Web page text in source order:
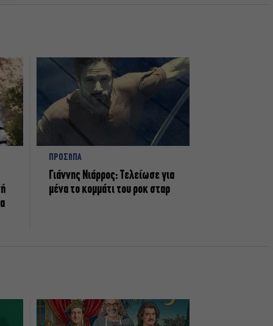
ΠΡΟΣΩΠΑ
Γιάννης Νιάρρος: Τελείωσε για
μένα το κομμάτι του ροκ σταρ